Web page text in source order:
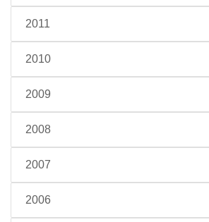
2011
2010
2009
2008
2007
2006